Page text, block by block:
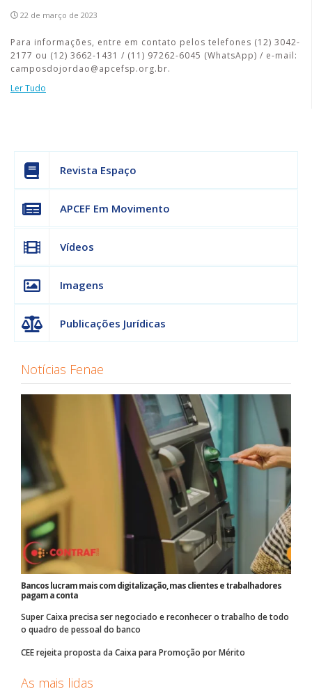
22 de março de 2023
Para informações, entre em contato pelos telefones (12) 3042-
2177 ou (12) 3662-1431 / (11) 97262-6045 (WhatsApp) / e-mail:
camposdojordao@apcefsp.org.br.
Ler Tudo
Revista Espaço
APCEF Em Movimento
Vídeos
Imagens
Publicações Jurídicas
Notícias Fenae
Bancos lucram mais com digitalização, mas clientes e trabalhadores
pagam a conta
Super Caixa precisa ser negociado e reconhecer o trabalho de todo
o quadro de pessoal do banco
CEE rejeita proposta da Caixa para Promoção por Mérito
As mais lidas